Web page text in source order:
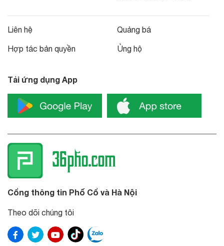
Liên hệ
Hợp tác bản quyền
Quảng bá
Ủng hộ
Tải ứng dụng App
Cổng thông tin Phố Cổ và Hà Nội
Theo dõi chúng tôi